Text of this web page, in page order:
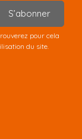
S’abonner
pour cela
du site.